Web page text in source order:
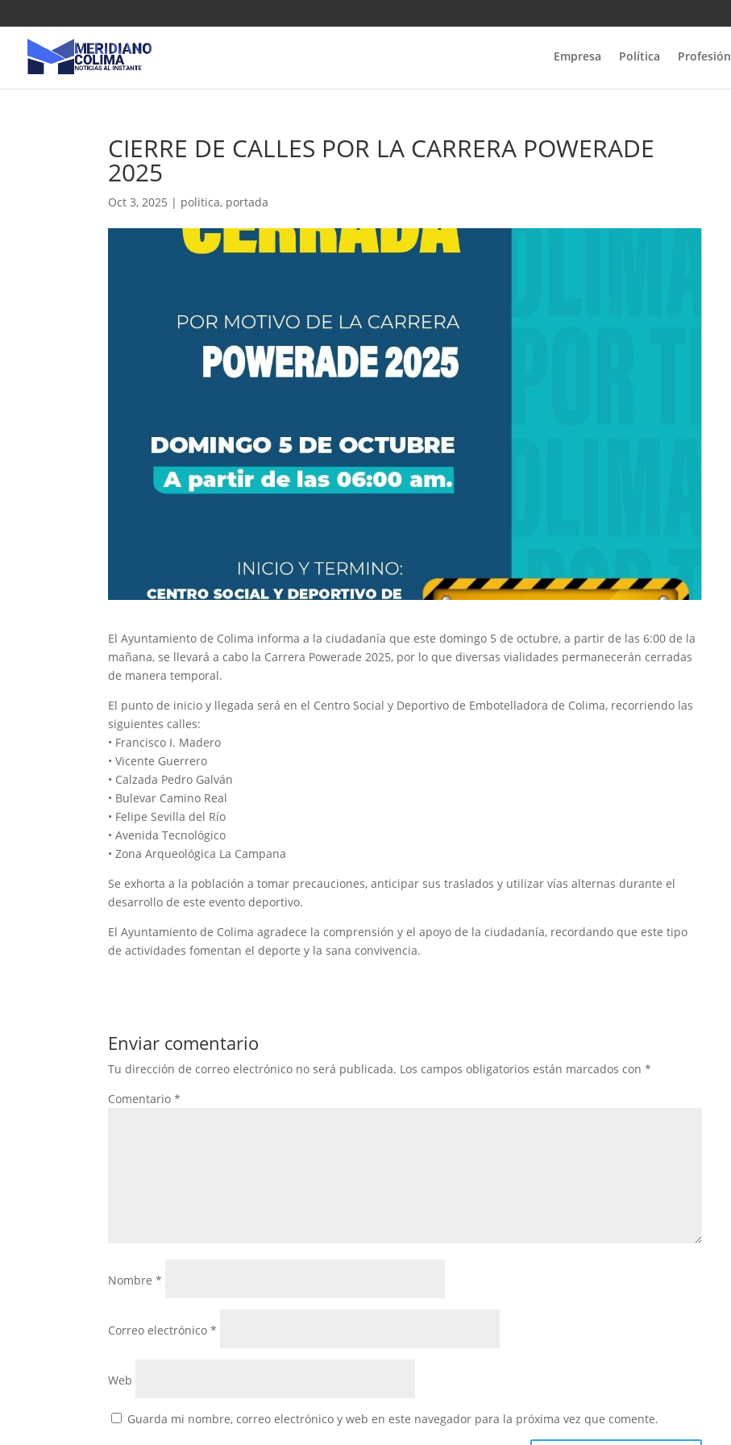
Empresa Política Profesión
CIERRE DE CALLES POR LA CARRERA POWERADE
2025
Oct 3, 2025 | politica, portada
El Ayuntamiento de Colima informa a la ciudadanía que este domingo 5 de octubre, a partir de las 6:00 de la
mañana, se llevará a cabo la Carrera Powerade 2025, por lo que diversas vialidades permanecerán cerradas
de manera temporal.
El punto de inicio y llegada será en el Centro Social y Deportivo de Embotelladora de Colima, recorriendo las
siguientes calles:
• Francisco I. Madero
• Vicente Guerrero
• Calzada Pedro Galván
• Bulevar Camino Real
• Felipe Sevilla del Río
• Avenida Tecnológico
• Zona Arqueológica La Campana
Se exhorta a la población a tomar precauciones, anticipar sus traslados y utilizar vías alternas durante el
desarrollo de este evento deportivo.
El Ayuntamiento de Colima agradece la comprensión y el apoyo de la ciudadanía, recordando que este tipo
de actividades fomentan el deporte y la sana convivencia.
Enviar comentario
Tu dirección de correo electrónico no será publicada. Los campos obligatorios están marcados con*
Comentario*
Nombre*
Correo electrónico*
Web
Guarda mi nombre, correo electrónico y web en este navegador para la próxima vez que comente.